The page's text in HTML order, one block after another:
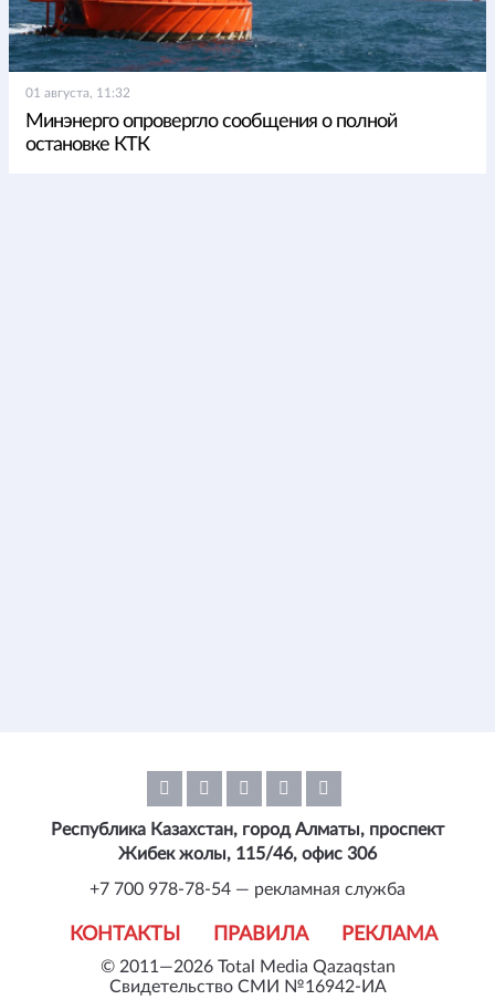
01 августа, 11:32
Минэнерго опровергло сообщения о полной
остановке КТК
© 2011—2026 Total Media Qazaqstan
Свидетельство СМИ №16942-ИА
КОНТАКТЫ ПРАВИЛА РЕКЛАМА
Республика Казахстан, город Алматы, проспект
Жибек жолы, 115/46, офис 306
+7 700 978-78-54 — рекламная служба